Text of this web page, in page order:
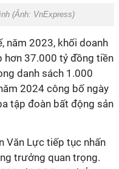
(Ảnh: VnExpress)
năm 2023, khối doanh
hơn 37.000 tỷ đồng tiền
danh sách 1.000
2024 công bố ngày
tập đoàn bất động sản
Văn Lực tiếp tục nhấn
trưởng quan trọng.